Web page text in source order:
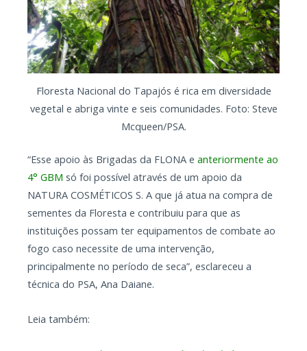
Floresta Nacional do Tapajós é rica em diversidade
vegetal e abriga vinte e seis comunidades. Foto: Steve
Mcqueen/PSA.
“Esse apoio às Brigadas da FLONA e anteriormente ao
4° GBM só foi possível através de um apoio da
NATURA COSMÉTICOS S. A que já atua na compra de
sementes da Floresta e contribuiu para que as
instituições possam ter equipamentos de combate ao
fogo caso necessite de uma intervenção,
principalmente no período de seca”, esclareceu a
técnica do PSA, Ana Daiane.
Leia também: